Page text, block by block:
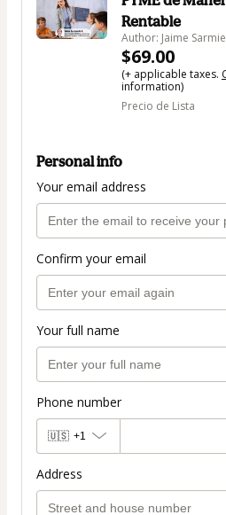
Rentable
Author: Jaime
$69.00
(+ applicable taxes.
information)
Precio de Lista
Personal info
Your email address
Confirm your email
Your full name
Phone number
🇺🇸 +1
Address